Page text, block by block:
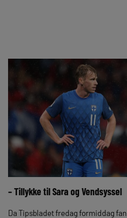
– Tillykke til Sara og Vendsyssel
Da Tipsbladet fredag formiddag